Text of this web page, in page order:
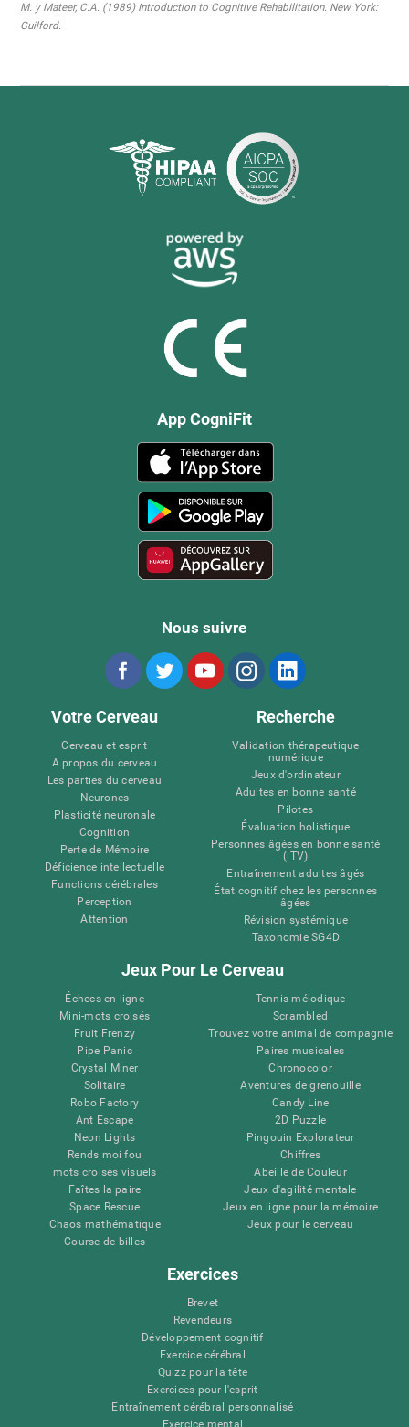
M. y Mateer, C.A. (1989) Introduction to Cognitive Rehabilitation. New York:
Guilford.
App CogniFit
Nous suivre
Votre Cerveau
Cerveau et esprit
A propos du cerveau
Les parties du cerveau
Neurones
Plasticité neuronale
Cognition
Perte de Mémoire
Déficience intellectuelle
Functions cérébrales
Perception
Attention
Recherche
Validation thérapeutique
numérique
Jeux d'ordinateur
Adultes en bonne santé
Pilotes
Évaluation holistique
Personnes âgées en bonne santé
(iTV)
Entraînement adultes âgés
État cognitif chez les personnes
âgées
Révision systémique
Taxonomie SG4D
Jeux Pour Le Cerveau
Échecs en ligne
Mini-mots croisés
Fruit Frenzy
Pipe Panic
Crystal Miner
Solitaire
Robo Factory
Ant Escape
Neon Lights
Rends moi fou
mots croisés visuels
Faîtes la paire
Space Rescue
Chaos mathématique
Course de billes
Tennis mélodique
Scrambled
Trouvez votre animal de compagnie
Paires musicales
Chronocolor
Aventures de grenouille
Candy Line
2D Puzzle
Pingouin Explorateur
Chiffres
Abeille de Couleur
Jeux d'agilité mentale
Jeux en ligne pour la mémoire
Jeux pour le cerveau
Exercices
Brevet
Revendeurs
Développement cognitif
Exercice cérébral
Quizz pour la tête
Exercices pour l'esprit
Entraînement cérébral personnalisé